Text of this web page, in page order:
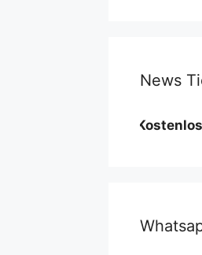
News
Für unseren Kostenlosen